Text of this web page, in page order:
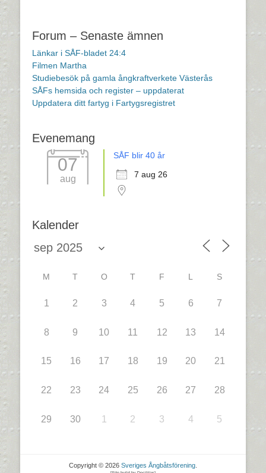
Forum – Senaste ämnen
Länkar i SÅF-bladet 24:4
Filmen Martha
Studiebesök på gamla ångkraftverkete Västerås
SÅFs hemsida och register – uppdaterat
Uppdatera ditt fartyg i Fartygsregistret
Evenemang
07
aug
SÅF blir 40 år
7 aug 26
Kalender
M T O T F L S
1 2 3 4 5 6 7
8 9 10 11 12 13 14
15 16 17 18 19 20 21
22 23 24 25 26 27 28
29 30 1 2 3 4 5
Copyright © 2026 Sveriges Ångbåtsförening